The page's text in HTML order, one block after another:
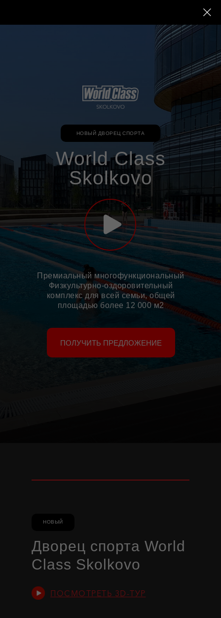
World Class
Skolkovo
Премиальный многофункциональный
Физкультурно-оздоровительный
комплекс для всей семьи, общей
площадью более 12 000 м2
ПОЛУЧИТЬ ПРЕДЛОЖЕНИЕ
НОВЫЙ ДВОРЕЦ СПОРТА
Дворец спорта World
Class Skolkovo
НОВЫЙ
ПОСМОТРЕТЬ 3D-ТУР